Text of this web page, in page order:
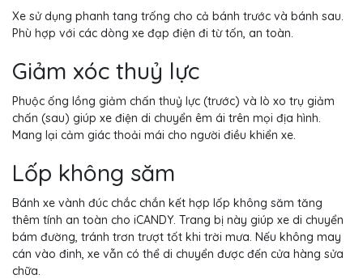
Xe sử dụng phanh tang trống cho cả bánh trước và bánh sau.
Phù hợp với các dòng xe đạp điện đi từ tốn, an toàn.
Giảm xóc thuỷ lực
Phuộc ống lồng giảm chấn thuỷ lực (trước) và lò xo trụ giảm
chấn (sau) giúp xe điện di chuyển êm ái trên mọi địa hình.
Mang lại cảm giác thoải mái cho người điều khiển xe.
Lốp không săm
Bánh xe vành đúc chắc chắn kết hợp lốp không săm tăng
thêm tính an toàn cho iCANDY. Trang bị này giúp xe di chuyển
bám đường, tránh trơn trượt tốt khi trời mưa. Nếu không may
cán vào đinh, xe vẫn có thể di chuyển được đến cửa hàng sửa
chữa.